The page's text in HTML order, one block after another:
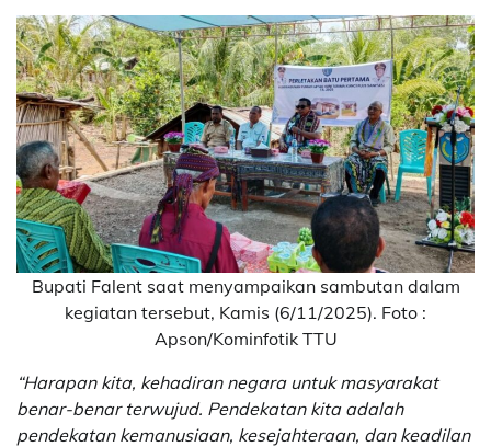
Bupati Falent saat menyampaikan sambutan dalam
kegiatan tersebut, Kamis (6/11/2025). Foto :
Apson/Kominfotik TTU
“Harapan kita, kehadiran negara untuk masyarakat
benar-benar terwujud. Pendekatan kita adalah
pendekatan kemanusiaan, kesejahteraan, dan keadilan